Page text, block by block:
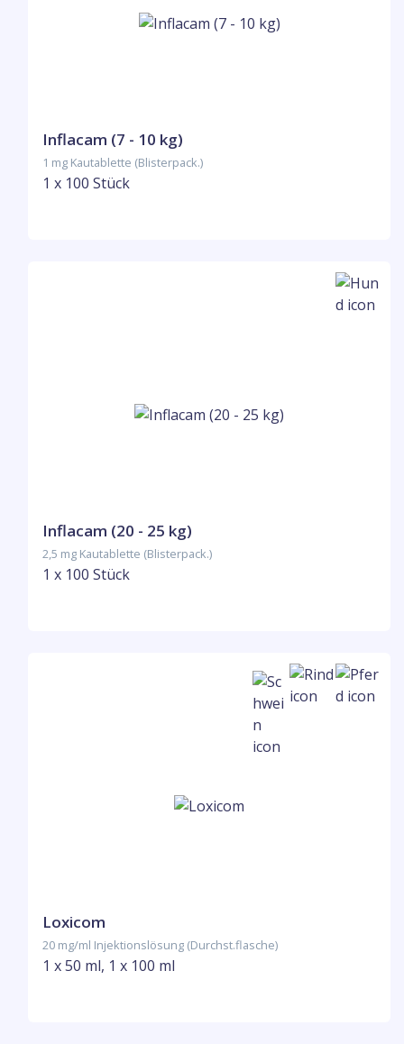
Inflacam (7 - 10 kg)
1 mg Kautablette (Blisterpack.)
1 x 100 Stück
Inflacam (20 - 25 kg)
2,5 mg Kautablette (Blisterpack.)
1 x 100 Stück
Loxicom
20 mg/ml Injektionslösung (Durchst.flasche)
1 x 50 ml, 1 x 100 ml